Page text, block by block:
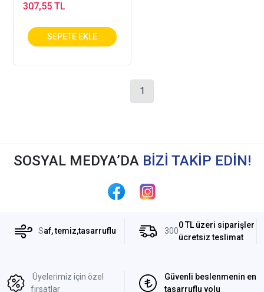
307,55 TL
1
SOSYAL MEDYA’DA BİZİ TAKİP EDİN!
Saf, temiz,tasarruflu 300
0 TL üzeri siparişler
ücretsiz teslimat
Üyelerimiz için özel
fırsatlar
Güvenli beslenmenin en
tasarruflu yolu